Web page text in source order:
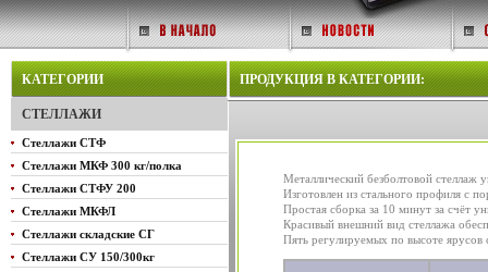
КАТЕГОРИИ
СТЕЛЛАЖИ
Стеллажи СТФ
Стеллажи МКФ 300 кг/полка
Стеллажи СТФУ 200
Стеллажи МКФЛ
Стеллажи складские СГ
Стеллажи СУ 150/300кг
ПРОДУКЦИЯ В КАТЕГОРИИ:
Металлический безболтовой стеллаж
Изготовлен из стального профиля с
Простая сборка за 10 минут за счёт
Красивый внешний вид стеллажа
Пять регулируемых по высоте ярусов